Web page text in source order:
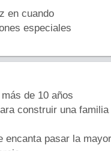
en cuando
especiales
de 10 años
construir una
encanta pasar la